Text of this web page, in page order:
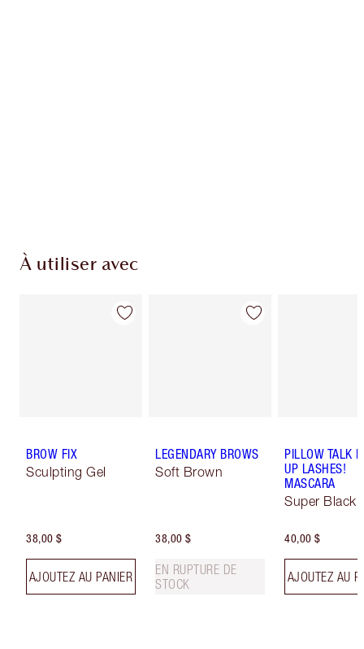
À utiliser avec
BROW FIX
Sculpting Gel
38,00 $
AJOUTEZ AU PANIER
LEGENDARY BROWS
Soft Brown
38,00 $
EN RUPTURE DE
STOCK
PILLOW TALK
UP LASHES!
MASCARA
Super Black
40,00 $
AJOUTEZ AU